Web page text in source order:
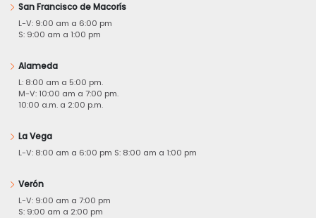
San Francisco de Macorís
L-V: 9:00 am a 6:00 pm
S: 9:00 am a 1:00 pm
Alameda
L: 8:00 am a 5:00 pm.
M-V: 10:00 am a 7:00 pm.
10:00 a.m. a 2:00 p.m.
La Vega
L-V: 8:00 am a 6:00 pm S: 8:00 am a 1:00 pm
Verón
L-V: 9:00 am a 7:00 pm
S: 9:00 am a 2:00 pm